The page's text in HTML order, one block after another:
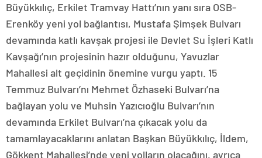
Büyükkılıç, Erkilet Tramvay Hattı’nın yanı sıra OSB-
Erenköy yeni yol bağlantısı, Mustafa Şimşek Bulvarı
devamında katlı kavşak projesi ile Devlet Su İşleri Katlı
Kavşağı’nın projesinin hazır olduğunu, Yavuzlar
Mahallesi alt geçidinin önemine vurgu yaptı. 15
Temmuz Bulvarı’nı Mehmet Özhaseki Bulvarı’na
bağlayan yolu ve Muhsin Yazıcıoğlu Bulvarı’nın
devamında Erkilet Bulvarı’na çıkacak yolu da
tamamlayacaklarını anlatan Başkan Büyükkılıç, İldem,
Gökkent Mahallesi’nde yeni yolların olacağını, ayrıca